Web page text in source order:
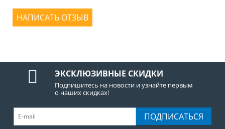
НАПИСАТЬ ОТЗЫВ
ЭКСКЛЮЗИВНЫЕ СКИДКИ
Подпишитесь на новости и узнайте первым
о наших скидках!
ПОДПИСАТЬСЯ